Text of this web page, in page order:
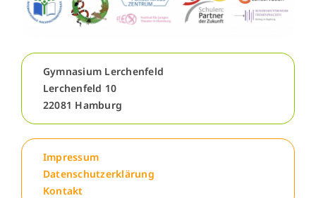
Gymnasium Lerchenfeld
Lerchenfeld 10
22081 Hamburg
Impressum
Datenschutzerklärung
Kontakt